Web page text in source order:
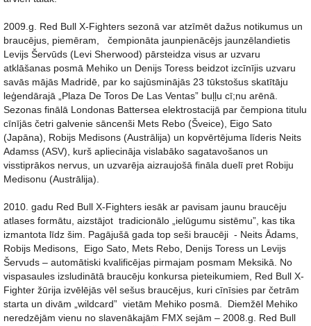
2009.g. Red Bull X-Fighters sezonā var atzīmēt dažus notikumus un
braucējus, piemēram, čempionāta jaunpienācējs jaunzēlandietis
Levijs Šervūds (Levi Sherwood) pārsteidza visus ar uzvaru
atklāšanas posmā Mehiko un Denijs Toress beidzot izcīnījis uzvaru
savās mājās Madridē, par ko sajūsminājās 23 tūkstošus skatītāju
leģendārajā „Plaza De Toros De Las Ventas” buļļu cī;nu arēnā.
Sezonas finālā Londonas Battersea elektrostacijā par čempiona titulu
cīnījās četri galvenie sāncenši Mets Rebo (Šveice), Eigo Sato
(Japāna), Robijs Medisons (Austrālija) un kopvērtējuma līderis Neits
Adamss (ASV), kurš apliecināja vislabāko sagatavošanos un
visstiprākos nervus, un uzvarēja aizraujošā fināla duelī pret Robiju
Medisonu (Austrālija).
2010. gadu Red Bull X-Fighters iesāk ar pavisam jaunu braucēju
atlases formātu, aizstājot tradicionālo „ielūgumu sistēmu”, kas tika
izmantota līdz šim. Pagājušā gada top seši braucēji - Neits Ādams,
Robijs Medisons, Eigo Sato, Mets Rebo, Denijs Toress un Levijs
Šervuds – automātiski kvalificējas pirmajam posmam Meksikā. No
vispasaules izsludinātā braucēju konkursa pieteikumiem, Red Bull X-
Fighter žūrija izvēlējās vēl sešus braucējus, kuri cīnīsies par četrām
starta un divām „wildcard” vietām Mehiko posmā. Diemžēl Mehiko
neredzējām vienu no slavenākajām FMX sejām – 2008.g. Red Bull